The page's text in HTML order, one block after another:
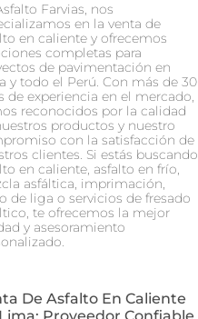
Farvias, nos
en la venta de
en caliente y ofrecemos
completas para
de pavimentación en
y todo el Perú. Con más de 30
de experiencia en el mercado,
reconocidos por la calidad
productos y nuestro
con la satisfacción de
clientes. Si estás buscando
en caliente, asfalto en frío,
asfáltica, imprimación,
de liga o servicios de fresado
te ofrecemos la mejor
y asesoramiento
De Asfalto En Caliente